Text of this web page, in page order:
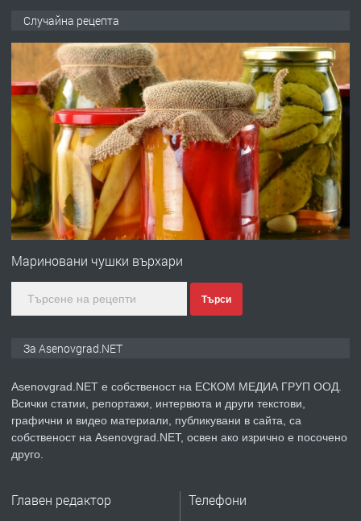
преди 1 година
ПРЕДЛАГА
Професионална зеленчукорезачка
за заведения и дома
преди 1 година
ПРЕДЛАГА Дава под наем Асеновград
преди 2 години
ПРЕДЛАГА ремонт на покриви
Случайна рецепта
Мариновани чушки върхари
Търси
За Asenovgrad.NET
Asenovgrad.NET е собственост на ЕСКОМ МЕДИА ГРУП ООД.
Всички статии, репортажи, интервюта и други текстови,
графични и видео материали, публикувани в сайта, са
собственост на Asenovgrad.NET, освен ако изрично е посочено
друго.
Главен редактор Телефони